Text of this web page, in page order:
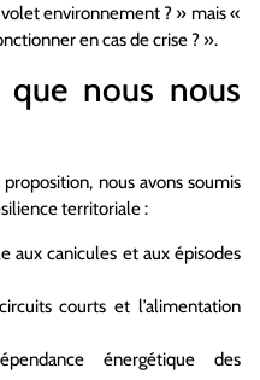
environnement ? » mais «
en cas de crise ? ».
que nous nous
nous avons soumis
territoriale :
aux canicules et aux épisodes
courts et l’alimentation
énergétique des